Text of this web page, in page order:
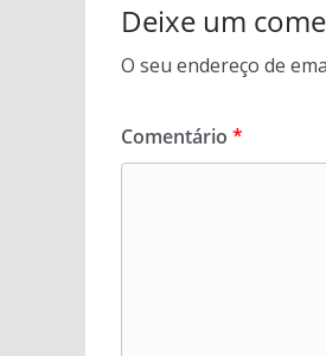
Deixe um
O seu endereço de
Comentário *